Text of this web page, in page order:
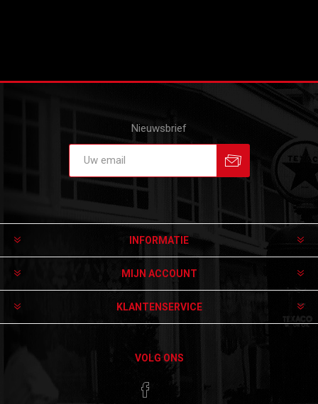
Nieuwsbrief
INFORMATIE
MIJN ACCOUNT
KLANTENSERVICE
VOLG ONS